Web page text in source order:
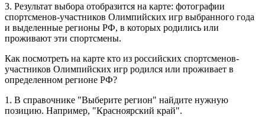
3. Результат выбора отобразится на карте: фотографии
спортсменов-участников Олимпийских игр выбранного года
и выделенные регионы РФ, в которых родились или
проживают эти спортсмены.
Как посмотреть на карте кто из российских спортсменов-
участников Олимпийских игр родился или проживает в
определенном регионе РФ?
1. В справочнике "Выберите регион" найдите нужную
позицию. Например, "Красноярский край".